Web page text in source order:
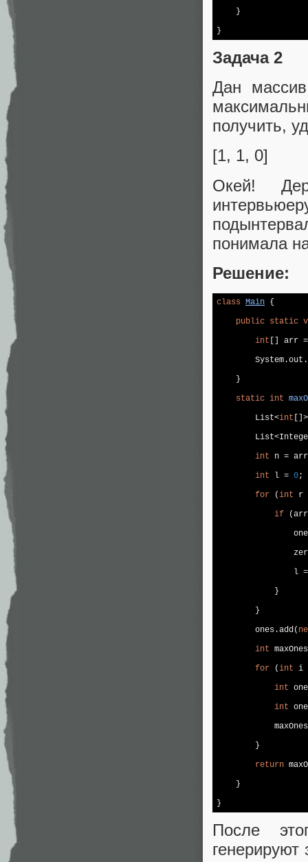
}
}
Задача 2
Дан
получить,
[1, 1, 0]
Окей!
понимала
Решение:
class Main {
public static
int [] arr
}
static int
List<int
int n =
int l = 0;
for (int r
if
l = r
}
}
ones.add(
int
for (int i
int
int
maxOnes =
}
return
}
}
После